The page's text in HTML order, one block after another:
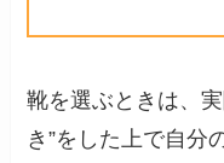
靴を選ぶときは、
き”をした上で自分